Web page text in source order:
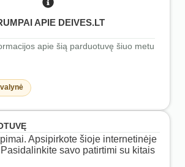
APIE DEIVES.LT
apie šią parduotuvę šiuo metu
Apsipirkote šioje internetinėje
savo patirtimi su kitais